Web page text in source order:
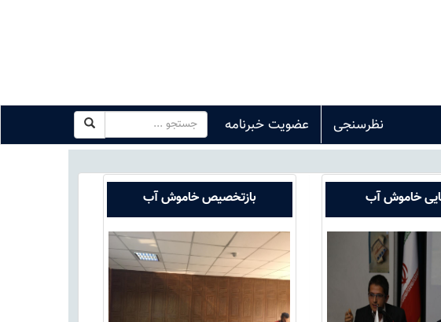
عضویت خبرنامه نظرسنجی
خاموش آب بازتخصیص خاموش آب